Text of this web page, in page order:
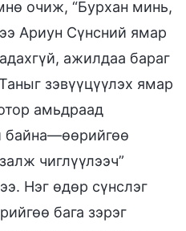
очиж, “Бурхан минь,
Ариун Сүнсний ямар
ажилдаа бараг
зэвүүцүүлэх ямар
амьдраад
байна—өөрийгөө
чиглүүлээч”
Нэг өдөр сүнслэг
бага зэрэг